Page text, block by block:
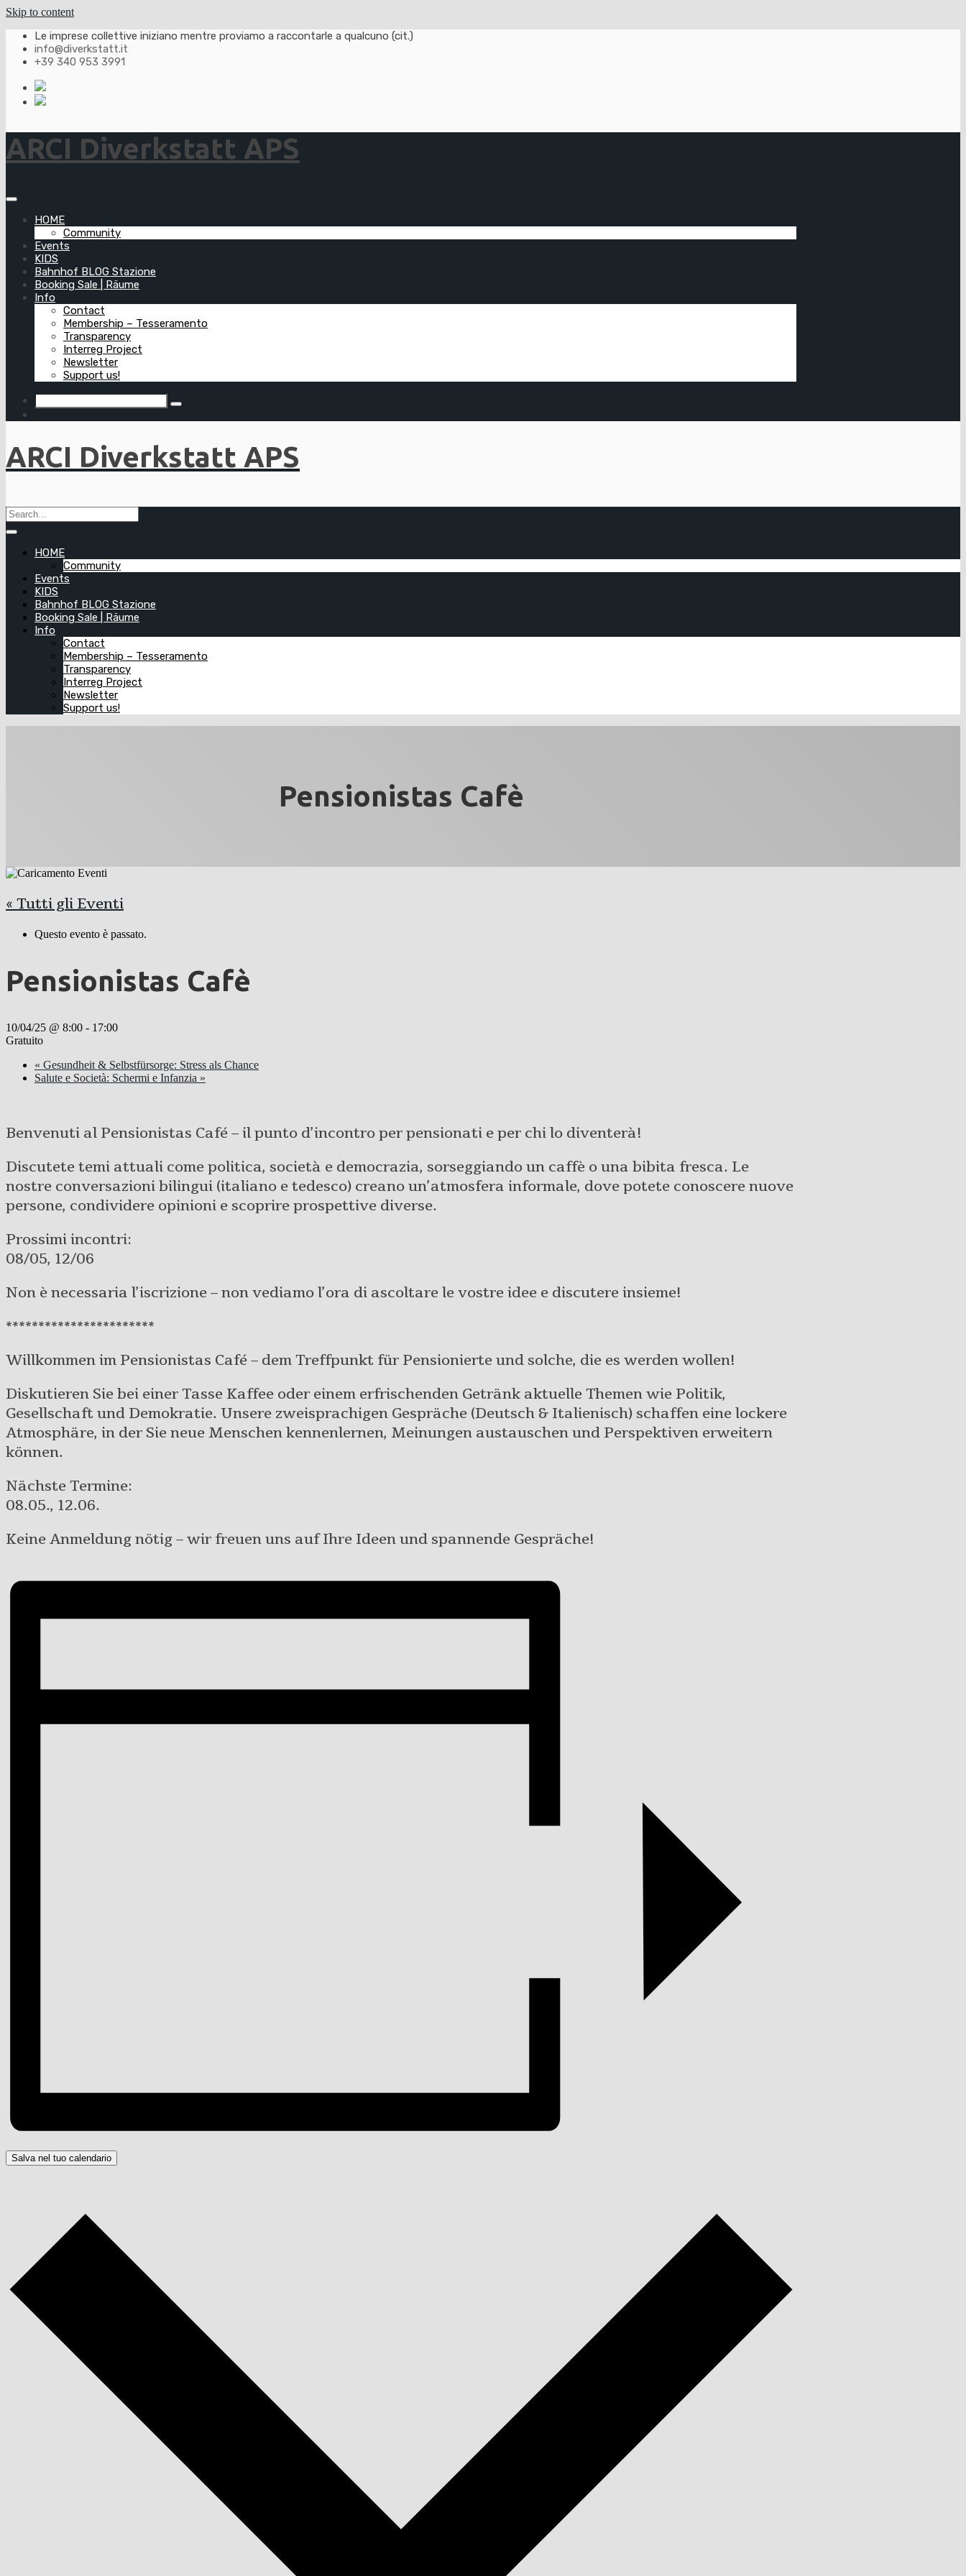
Skip to content
Le imprese collettive iniziano mentre proviamo a raccontarle a qualcuno (cit.)
info@diverkstatt.it
+39 340 953 3991
ARCI Diverkstatt APS
HOME
Community
Events
KIDS
Bahnhof BLOG Stazione
Booking Sale | Räume
Info
Contact
Membership – Tesseramento
Transparency
Interreg Project
Newsletter
Support us!
ARCI Diverkstatt APS
HOME
Community
Events
KIDS
Bahnhof BLOG Stazione
Booking Sale | Räume
Info
Contact
Membership – Tesseramento
Transparency
Interreg Project
Newsletter
Support us!
Pensionistas Cafè
« Tutti gli Eventi
Questo evento è passato.
Pensionistas Cafè
10/04/25 @ 8:00 - 17:00
Gratuito
« Gesundheit & Selbstfürsorge: Stress als Chance
Salute e Società: Schermi e Infanzia »
Benvenuti al Pensionistas Café – il punto d’incontro per pensionati e per chi lo diventerà!
Discutete temi attuali come politica, società e democrazia, sorseggiando un caffè o una bibita fresca. Le
nostre conversazioni bilingui (italiano e tedesco) creano un’atmosfera informale, dove potete conoscere nuove
persone, condividere opinioni e scoprire prospettive diverse.
Prossimi incontri:
08/05, 12/06
Non è necessaria l’iscrizione – non vediamo l’ora di ascoltare le vostre idee e discutere insieme!
***********************
Willkommen im Pensionistas Café – dem Treffpunkt für Pensionierte und solche, die es werden wollen!
Diskutieren Sie bei einer Tasse Kaffee oder einem erfrischenden Getränk aktuelle Themen wie Politik,
Gesellschaft und Demokratie. Unsere zweisprachigen Gespräche (Deutsch & Italienisch) schaffen eine lockere
Atmosphäre, in der Sie neue Menschen kennenlernen, Meinungen austauschen und Perspektiven erweitern
können.
Nächste Termine:
08.05., 12.06.
Keine Anmeldung nötig – wir freuen uns auf Ihre Ideen und spannende Gespräche!
Salva nel tuo calendario